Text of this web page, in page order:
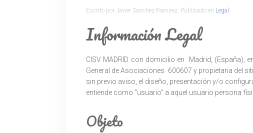
Escrito por Javier Sanchez Ramirez. Publicado en Legal
Información Legal
CISV MADRID con domicilio en Madrid, (España),
General de Asociaciones 600607 y propietaria del
sin previo aviso, el diseño, presentación y/o
entiende como “usuario” a aquel usuario persona
Objeto